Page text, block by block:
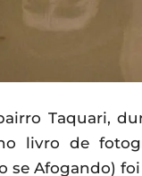
Taquari,
livro de
Afogando)